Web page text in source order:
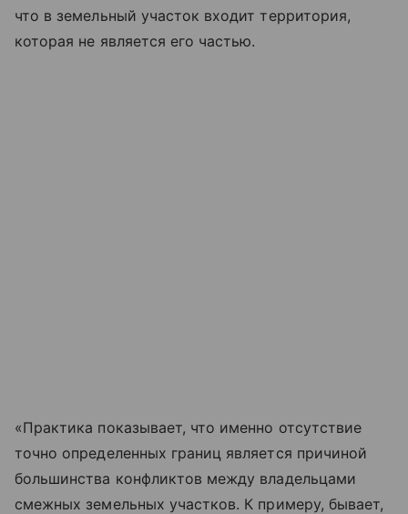
что в земельный участок входит территория,
которая не является его частью.
«Практика показывает, что именно отсутствие
точно определенных границ является причиной
большинства конфликтов между владельцами
смежных земельных участков. К примеру, бывает,